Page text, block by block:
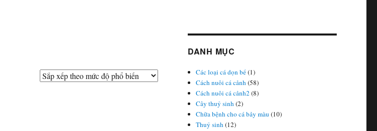
DANH MỤC
Các loại cá dọn bể(1)
Cách nuôi cá cảnh (58)
Cách nuôi cá cảnh2 (8)
Cây thuỷ sinh (2)
Chữa bệnh cho cá bảy màu (10)
Thuỷ sinh (12)